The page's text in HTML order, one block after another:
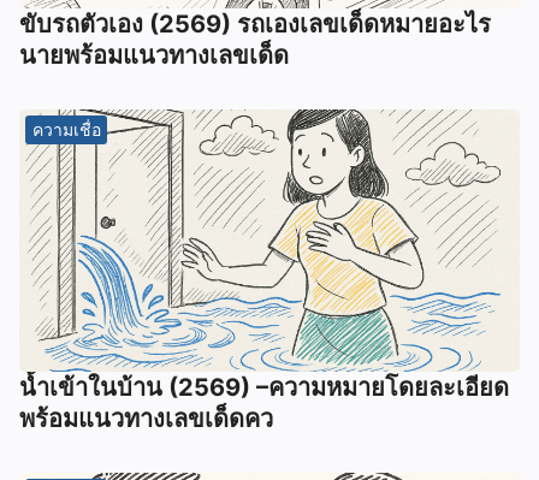
ขับรถตัวเอง (2569) รถเองเลขเด็ดหมายอะไร
นายพร้อมแนวทางเลขเด็ด
ความเชื่อ
น้ำเข้าในบ้าน (2569) –ความหมายโดยละเอียด
พร้อมแนวทางเลขเด็ดคว